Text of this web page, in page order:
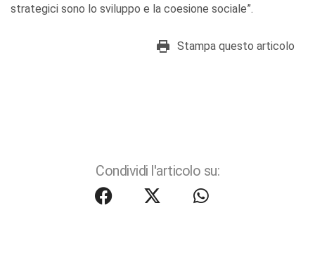
strategici sono lo sviluppo e la coesione sociale”.
Stampa questo articolo
Condividi l'articolo su: